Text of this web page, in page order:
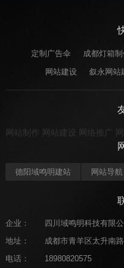
定制广告伞 成都灯箱
网站建设
叙永网站
网站制作 网站建设 网络推广
德阳域鸣明建站 网站导航
企业：
四川域鸣明科技有限公
地址：
成都市青羊区太升南
电话：
18980820575